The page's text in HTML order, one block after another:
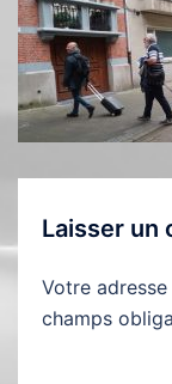
Laisser un
Votre
champs